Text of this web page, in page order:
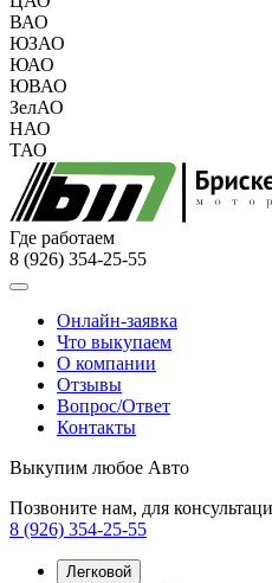
ВАО
ЮЗАО
ЮАО
ЮВАО
ЗелАО
НАО
ТАО
Где работаем
8 (926) 354-25-55
Онлайн-заявка
Что выкупаем
О компании
Отзывы
Вопрос/Ответ
Контакты
Выкупим любое Авто
Позвоните нам, для
8 (926) 354-25-55
Легковой